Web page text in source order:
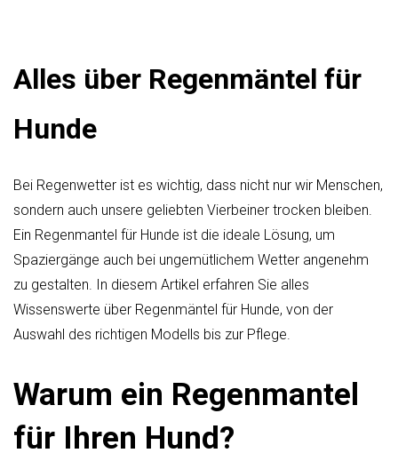
Alles über Regenmäntel für
Hunde
Bei Regenwetter ist es wichtig, dass nicht nur wir Menschen,
sondern auch unsere geliebten Vierbeiner trocken bleiben.
Ein Regenmantel für Hunde ist die ideale Lösung, um
Spaziergänge auch bei ungemütlichem Wetter angenehm
zu gestalten. In diesem Artikel erfahren Sie alles
Wissenswerte über Regenmäntel für Hunde, von der
Auswahl des richtigen Modells bis zur Pflege.
Warum ein Regenmantel
für Ihren Hund?